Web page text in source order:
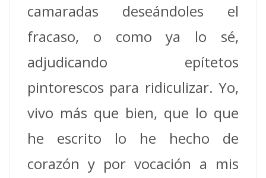
camaradas deseándoles el
fracaso, o como ya lo sé,
adjudicando epítetos
pintorescos para ridiculizar. Yo,
vivo más que bien, que lo que
he escrito lo he hecho de
corazón y por vocación a mis